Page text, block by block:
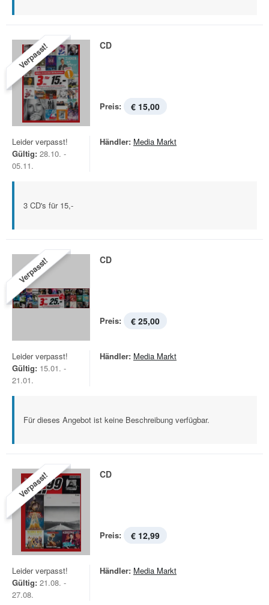
Verpasst! CD
Preis: € 15,00
Leider verpasst!
Gültig: 28.10. -
05.11.
Händler: Media Markt
3 CD's für 15,-
Verpasst! CD
Preis: € 25,00
Leider verpasst!
Gültig: 15.01. -
21.01.
Händler: Media Markt
Für dieses Angebot ist keine Beschreibung verfügbar.
Verpasst! CD
Preis: € 12,99
Leider verpasst!
Gültig: 21.08. -
27.08.
Händler: Media Markt